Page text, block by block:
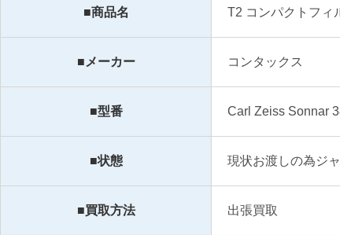
■商品名 T2 コンパクトフィ
■メーカー コンタックス
■型番 Carl Zeiss Sonnar
■状態 現状お渡しの為ジ
■買取方法 出張買取